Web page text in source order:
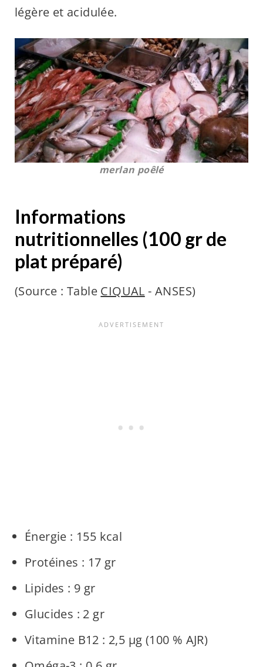
légère et acidulée.
merlan poêlé
Informations
nutritionnelles (100 gr de
plat préparé)
(Source : Table CIQUAL - ANSES)
Énergie : 155 kcal
Protéines : 17 gr
Lipides : 9 gr
Glucides : 2 gr
Vitamine B12 : 2,5 µg (100 % AJR)